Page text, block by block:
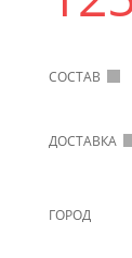
СОСТАВ
ДОСТАВКА
ГОРОД